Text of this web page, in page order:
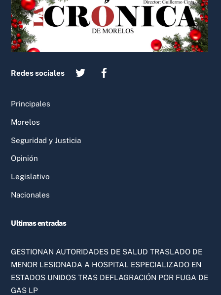
Top
Redes sociales
Principales
Morelos
Seguridad y Justicia
Opinión
Legislativo
Nacionales
Ultimas entradas
GESTIONAN AUTORIDADES DE SALUD TRASLADO DE
MENOR LESIONADA A HOSPITAL ESPECIALIZADO EN
ESTADOS UNIDOS TRAS DEFLAGRACIÓN POR FUGA DE
GAS LP